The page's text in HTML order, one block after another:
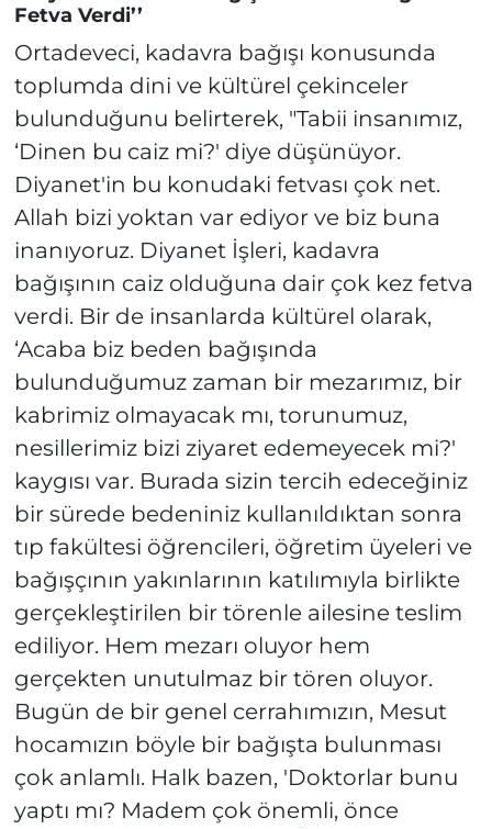
Fetva Verdi’’
Ortadeveci, kadavra bağışı konusunda
toplumda dini ve kültürel çekinceler
bulunduğunu belirterek, "Tabii insanımız,
‘Dinen bu caiz mi?' diye düşünüyor.
Diyanet'in bu konudaki fetvası çok net.
Allah bizi yoktan var ediyor ve biz buna
inanıyoruz. Diyanet İşleri, kadavra
bağışının caiz olduğuna dair çok kez fetva
verdi. Bir de insanlarda kültürel olarak,
‘Acaba biz beden bağışında
bulunduğumuz zaman bir mezarımız, bir
kabrimiz olmayacak mı, torunumuz,
nesillerimiz bizi ziyaret edemeyecek mi?'
kaygısı var. Burada sizin tercih edeceğiniz
bir sürede bedeniniz kullanıldıktan sonra
tıp fakültesi öğrencileri, öğretim üyeleri ve
bağışçının yakınlarının katılımıyla birlikte
gerçekleştirilen bir törenle ailesine teslim
ediliyor. Hem mezarı oluyor hem
gerçekten unutulmaz bir tören oluyor.
Bugün de bir genel cerrahımızın, Mesut
hocamızın böyle bir bağışta bulunması
çok anlamlı. Halk bazen, 'Doktorlar bunu
yaptı mı? Madem çok önemli, önce